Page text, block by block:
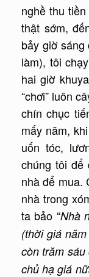
nghề thu
thật sớm,
bảy giờ
làm), tôi
hai giờ
“chơi” luôn
chín chục
mấy năm,
uốn tóc,
chúng tôi để
nhà để mua.
nhà trong
ta bảo “Nhà
(thời giá
còn trăm
chủ hạ giá